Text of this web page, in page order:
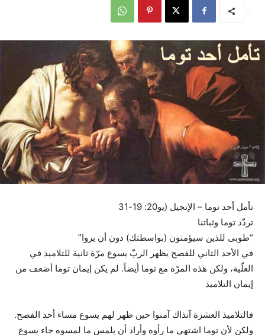
تأمل أحد توما – الإنجيل (يو20: 19-31
تردّد توما وثباتنا
“طوبى للذين سيؤمنون (بواسطتك) دون أن يروا”
في الأحد الثاني للفصح يظهر الربّ يسوع مرّة ثانية للتلاميذ في
العلّية، ولكن هذه المرّة مع توما أيضاً. لم يكن إيمان توما أضعف من
إيمان التلاميذ
فالتلاميذ العشرة آنذاك آمنوا حين ظهر لهم يسوع مساء أحد الفصح.
ولكن لأن توما اشتهى ما رأوه وأراد أن يلمس ما لمسوه جاء يسوع